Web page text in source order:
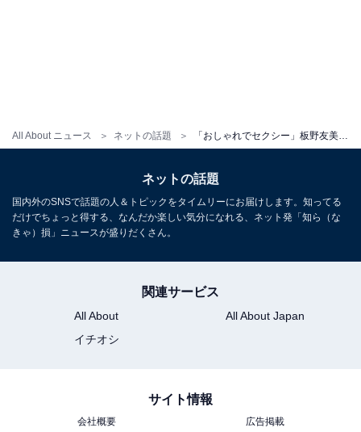
All About ニュース ネットの話題
ネットの話題
国内外のSNSで話題の人＆トピックをタイムリーにお届けします。知ってる
だけでちょっと得する、なんだか楽しい気分になれる、ネット発「知ら（な
きゃ）損」ニュースが盛りだくさん。
関連サービス
All About
All About Japan
イチオシ
サイト情報
会社概要
広告掲載